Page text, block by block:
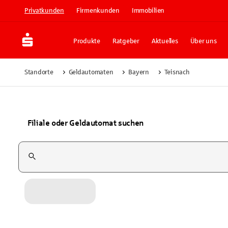
Privatkunden Firmenkunden Immobilien
Produkte Ratgeber Aktuelles Über uns
Standorte Geldautomaten Bayern Teisnach
Filiale oder Geldautomat suchen
Suchfeld